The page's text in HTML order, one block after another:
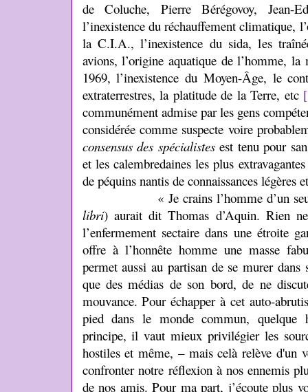
de Coluche, Pierre Bérégovoy,
l’inexistence du réchauffement climatique,
la C.I.A., l’inexistence du sida, les
avions, l’origine aquatique de l’homme, la
1969, l’inexistence du Moyen-Âge, le
extraterrestres, la platitude de la Terre, etc
communément admise par les gens
considérée comme suspecte voire
consensus des spécialistesest tenu pour
et les calembredaines les plus
de péquins nantis de connaissances légères
« Je crains l’homme d’un
libri) aurait dit Thomas d’Aquin. Rien
l’enfermement sectaire dans une étroite
offre à l’honnête homme une masse
permet aussi au partisan de se murer
que des médias de son bord, de ne
mouvance. Pour échapper à cet auto-
pied dans le monde commun, quelque
principe, il vaut mieux privilégier les
hostiles et même, – mais celà relève d'un
confronter notre réflexion à nos ennemis
de nos amis. Pour ma part, j’écoute plus